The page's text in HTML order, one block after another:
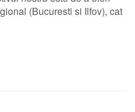
(Bucuresti si Ilfov), cat